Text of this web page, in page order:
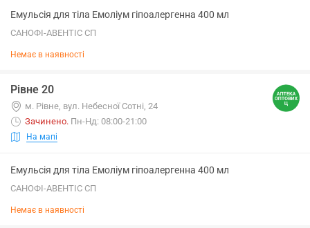
Емульсія для тіла Емоліум гіпоалергенна 400 мл
САНОФІ-АВЕНТІС СП
Немає в наявності
Рівне 20
м. Рівне, вул. Небесної Сотні, 24
Зачинено. Пн-Нд: 08:00-21:00
На мапі
Емульсія для тіла Емоліум гіпоалергенна 400 мл
САНОФІ-АВЕНТІС СП
Немає в наявності